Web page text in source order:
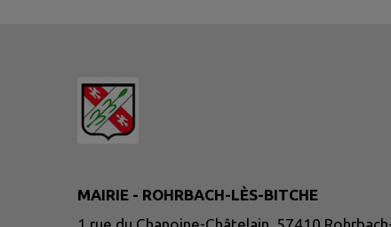
MAIRIE - ROHRBACH-LÈS-BITCHE